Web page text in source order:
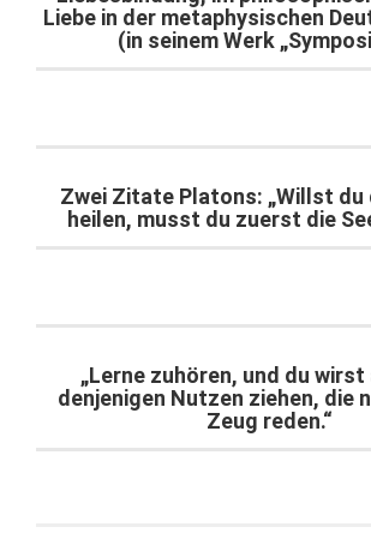
Liebe in der metaphysischen
(in seinem Werk
Zwei Zitate Platons: „Willst du
heilen, musst du zuerst die
„Lerne zuhören, und du wirst
denjenigen Nutzen ziehen, die
Zeug reden.“